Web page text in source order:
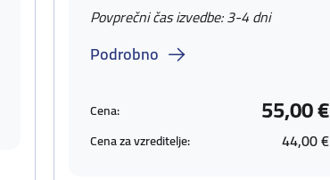
Povprečni čas izvedbe: 3-4 dni
Podrobno
Cena: 55,00 €
Cena za vzreditelje: 44,00 €